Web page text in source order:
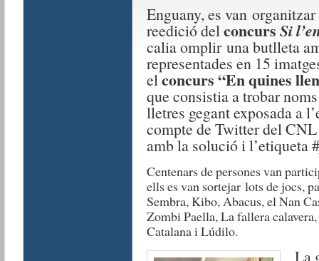
Enguany, es van
reedició delconcursSi
calia omplir una butlleta
representades en 15
elconcurs “En quines
que consistia a trobar
lletres gegant exposada a
compte de Twitter del
amb la solució i l’etiqueta
Centenars de persones van
ells es van sortejar lots de jocs,
Sembra, Kibo, Abacus, el Nan
Zombi Paella, La fallera
Catalana i Lúdilo.
La